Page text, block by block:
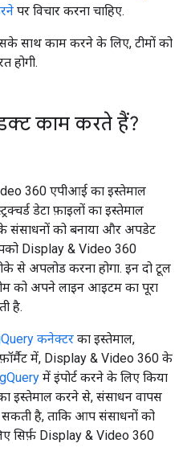
पर विचार करना चाहिए.
साथ काम करने के लिए, टीमों को
होगी.
काम करते हैं?
360 एपीआई का इस्तेमाल
डेटा फ़ाइलों का इस्तेमाल
को बनाया और अपडेट
Display & Video 360
से अपलोड करना होगा. इन दो टूल
को अपने लाइन आइटम का पूरा
है.
कनेक्टर का इस्तेमाल,
में, Display & Video 360 के
में इंपोर्ट करने के लिए किया
इस्तेमाल करने से, संसाधन वापस
सकती है, ताकि आप संसाधनों को
सिर्फ़ Display & Video 360